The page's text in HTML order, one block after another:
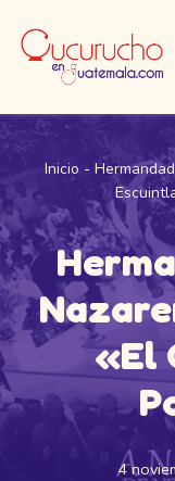
Saltar
contenido
Inicio -
«El
4